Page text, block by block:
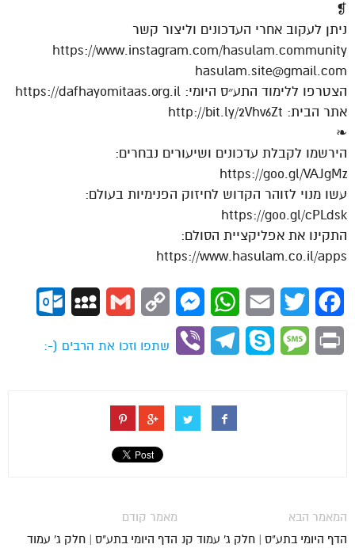
❡
ניתן לעקוב אחרי העדכונים וליצור קשר
https://www.instagram.com/hasulam.community
hasulam.site@gmail.com
הצטרפו ללימוד התע״ס היומי: https://dafhayomitaas.org.il
אתר הבית: http://bit.ly/2Vhv6Zt
❧
הירשמו לקבלת עדכונים ושיעורים נבחרים:
https://goo.gl/VAJgMz
עשו מנוי לזוהר הקדוש לחיזוק הפנימיות בעולם:
https://goo.gl/cPLdsk
התקינו את אפליקציית הסולם:
https://www.hasulam.co.il/apps
Facebook
Twitter
Email
WhatsApp
Messenger
Copy
Gmail
MySpace
Print
Message
Skype
Telegram
Viber
שתפו וזכו את הרבים (-:
מאמר קודם
הדף היומי בתע"ס | חלק ג' עמוד
המאמר הבא
הדף היומי בתע"ס | חלק ג' עמוד קנ